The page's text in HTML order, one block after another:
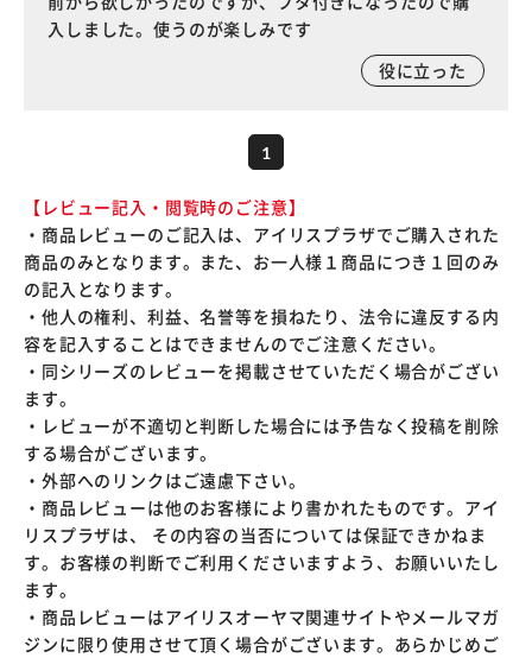
入しました。使うのが楽しみです
役に立った
1
【レビュー記入・閲覧時のご注意】
・商品レビューのご記入は、アイリスプラザでご購入された
商品のみとなります。また、お一人様１商品につき１回のみ
の記入となります。
・他人の権利、利益、名誉等を損ねたり、法令に違反する内
容を記入することはできませんのでご注意ください。
・同シリーズのレビューを掲載させていただく場合がござい
ます。
・レビューが不適切と判断した場合には予告なく投稿を削除
する場合がございます。
・外部へのリンクはご遠慮下さい。
・商品レビューは他のお客様により書かれたものです。アイ
リスプラザは、 その内容の当否については保証できかねま
す。お客様の判断でご利用くださいますよう、お願いいたし
ます。
・商品レビューはアイリスオーヤマ関連サイトやメールマガ
ジンに限り使用させて頂く場合がございます。あらかじめご